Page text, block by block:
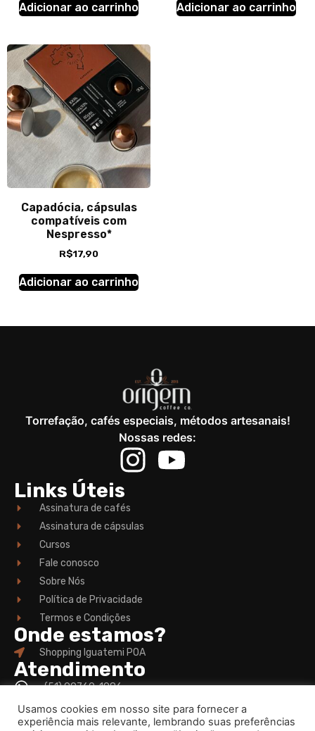
Adicionar ao carrinho Adicionar ao carrinho
Capadócia, cápsulas
compatíveis com
Nespresso*
R$17,90
Adicionar ao carrinho
Torrefação, cafés especiais, métodos artesanais!
Nossas redes:
Links Úteis
Assinatura de cafés
Assinatura de cápsulas
Cursos
Fale conosco
Sobre Nós
Política de Privacidade
Termos e Condições
Onde estamos?
Shopping Iguatemi POA
Atendimento
(51) 99760-1986
Usamos cookies em nosso site para fornecer a
experiência mais relevante, lembrando suas preferências